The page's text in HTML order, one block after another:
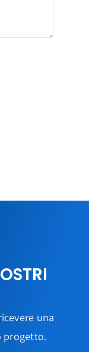
una
progetto.